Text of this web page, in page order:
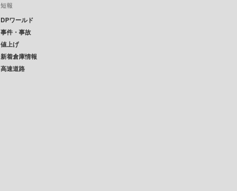
短報
DPワールド
事件・事故
値上げ
新着倉庫情報
高速道路